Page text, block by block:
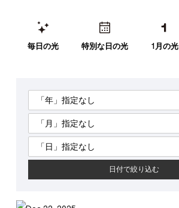
毎日の光 特別な日の光 1月の光
日付で絞り込む